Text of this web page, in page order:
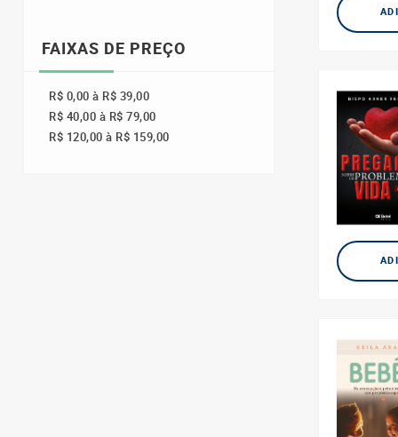
FAIXAS DE PREÇO
R$ 0,00 à R$ 39,00
R$ 40,00 à R$ 79,00
R$ 120,00 à R$ 159,00